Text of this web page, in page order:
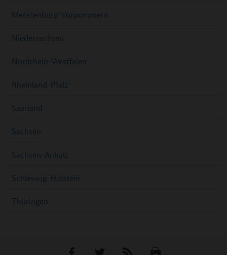
Mecklenburg-Vorpommern
Niedersachsen
Nordrhein-Westfalen
Rheinland-Pfalz
Saarland
Sachsen
Sachsen-Anhalt
Schleswig-Holstein
Thüringen